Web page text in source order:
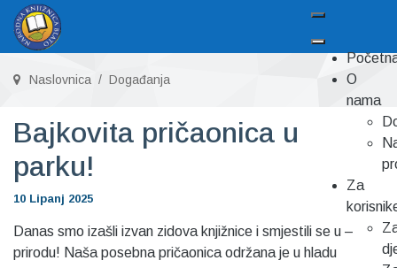
O
nama
Za
Naslovnica Događanja
Bajkovita pričaonica u
parku!
10 Lipanj 2025
Danas smo izašli izvan zidova knjižnice i smjestili se u –
prirodu! Naša posebna pričaonica održana je u hladu